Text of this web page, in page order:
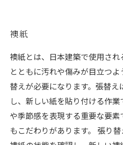
襖紙
襖紙とは、日本建築で使用さ
とともに汚れや傷みが目立つ
替えが必要になります。張替
し、新しい紙を貼り付ける作
や季節感を表現する重要な要
もこだわりがあります。 張り